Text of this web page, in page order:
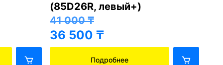
(85D26R, левый+)
41 000₸
36 500 ₸
Подробнее